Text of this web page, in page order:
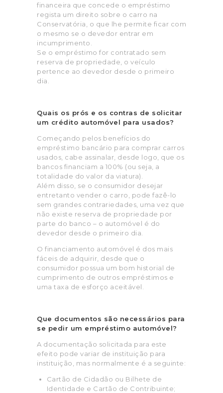
financeira que concede o empréstimo
regista um direito sobre o carro na
Conservatória, o que lhe permite ficar com
o mesmo se o devedor entrar em
incumprimento.
Se o empréstimo for contratado sem
reserva de propriedade, o veículo
pertence ao devedor desde o primeiro
dia.
Quais os prós e os contras de solicitar
um crédito automóvel para usados?
Começando pelos benefícios do
empréstimo bancário para comprar carros
usados, cabe assinalar, desde logo, que os
bancos financiam a 100% (ou seja, a
totalidade do valor da viatura).
Além disso, se o consumidor desejar
entretanto vender o carro, pode fazê-lo
sem grandes contrariedades, uma vez que
não existe reserva de propriedade por
parte do banco – o automóvel é do
devedor desde o primeiro dia.
O financiamento automóvel é dos mais
fáceis de adquirir, desde que o
consumidor possua um bom historial de
cumprimento de outros empréstimos e
uma taxa de esforço aceitável.
Que documentos são necessários para
se pedir um empréstimo automóvel?
A documentação solicitada para este
efeito pode variar de instituição para
instituição, mas normalmente é a seguinte:
Cartão de Cidadão ou Bilhete de
Identidade e Cartão de Contribuinte;